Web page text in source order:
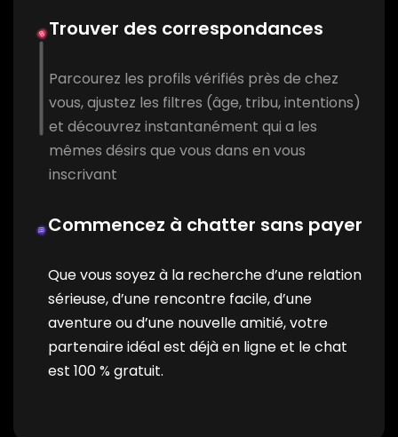
Trouver des correspondances
Parcourez les profils vérifiés près de chez
vous, ajustez les filtres (âge, tribu, intentions)
et découvrez instantanément qui a les
mêmes désirs que vous dans en vous
inscrivant
Commencez à chatter sans payer
Que vous soyez à la recherche d’une relation
sérieuse, d’une rencontre facile, d’une
aventure ou d’une nouvelle amitié, votre
partenaire idéal est déjà en ligne et le chat
est 100 % gratuit.